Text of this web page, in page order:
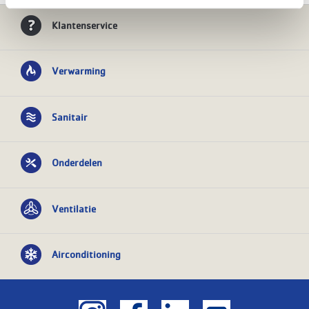
Klantenservice
Verwarming
Sanitair
Onderdelen
Ventilatie
Airconditioning